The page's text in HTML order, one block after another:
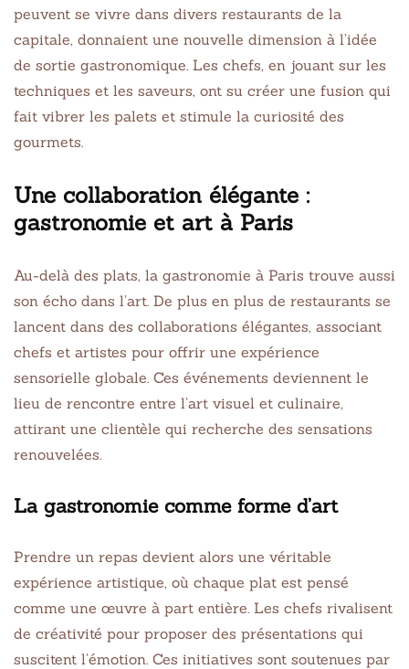
peuvent se vivre dans divers restaurants de la
capitale, donnaient une nouvelle dimension à l’idée
de sortie gastronomique. Les chefs, en jouant sur les
techniques et les saveurs, ont su créer une fusion qui
fait vibrer les palets et stimule la curiosité des
gourmets.
Une collaboration élégante :
gastronomie et art à Paris
Au-delà des plats, la gastronomie à Paris trouve aussi
son écho dans l’art. De plus en plus de restaurants se
lancent dans des collaborations élégantes, associant
chefs et artistes pour offrir une expérience
sensorielle globale. Ces événements deviennent le
lieu de rencontre entre l’art visuel et culinaire,
attirant une clientèle qui recherche des sensations
renouvelées.
La gastronomie comme forme d’art
Prendre un repas devient alors une véritable
expérience artistique, où chaque plat est pensé
comme une œuvre à part entière. Les chefs rivalisent
de créativité pour proposer des présentations qui
suscitent l’émotion. Ces initiatives sont soutenues par